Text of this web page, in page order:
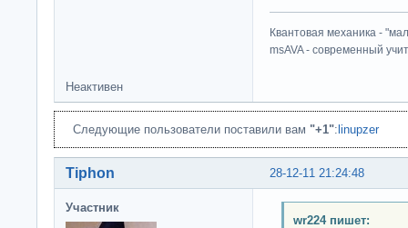
Квантовая механика -
msAVA - современный
Неактивен
Следующие пользователи поставили вам "+1": linupzer
28-12-11 21:24:48
Tiphon
Участник
wr224 пишет: